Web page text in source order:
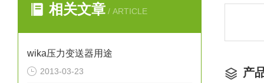
相关文章 / ARTICLE
wika压力变送器用途
2013-03-23 产